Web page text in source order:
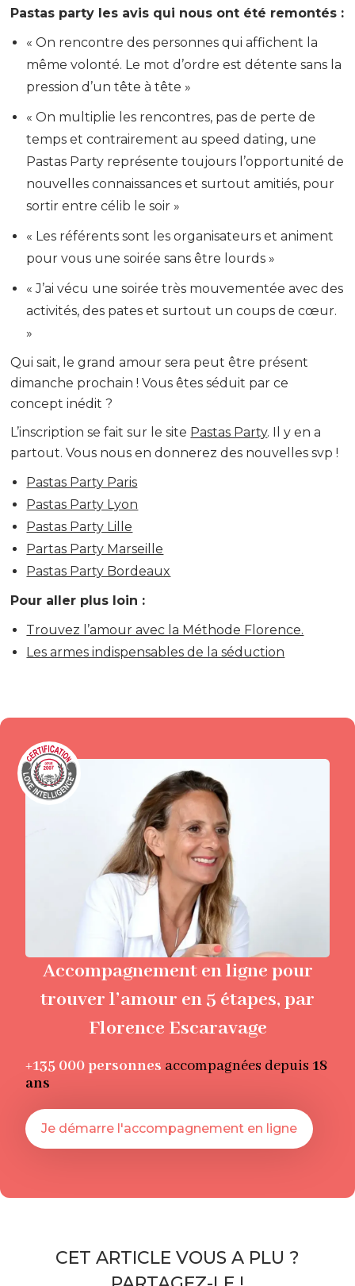
Pastas party les avis qui nous ont été remontés :
« On rencontre des personnes qui affichent la
même volonté. Le mot d’ordre est détente sans la
pression d’un tête à tête »
« On multiplie les rencontres, pas de perte de
temps et contrairement au speed dating, une
Pastas Party représente toujours l’opportunité de
nouvelles connaissances et surtout amitiés, pour
sortir entre célib le soir »
« Les référents sont les organisateurs et animent
pour vous une soirée sans être lourds »
« J’ai vécu une soirée très mouvementée avec des
activités, des pates et surtout un coups de cœur.
»
Qui sait, le grand amour sera peut être présent
dimanche prochain ! Vous êtes séduit par ce
concept inédit ?
L’inscription se fait sur le site Pastas Party. Il y en a
partout. Vous nous en donnerez des nouvelles svp !
Pastas Party Paris
Pastas Party Lyon
Pastas Party Lille
Partas Party Marseille
Pastas Party Bordeaux
Pour aller plus loin :
Trouvez l’amour avec la Méthode Florence.
Les armes indispensables de la séduction
Accompagnement en ligne pour
trouver l’amour en 5 étapes, par
Florence Escaravage
+135 000 personnes accompagnées depuis 18
ans
Je démarre l'accompagnement en ligne
CET ARTICLE VOUS A PLU ?